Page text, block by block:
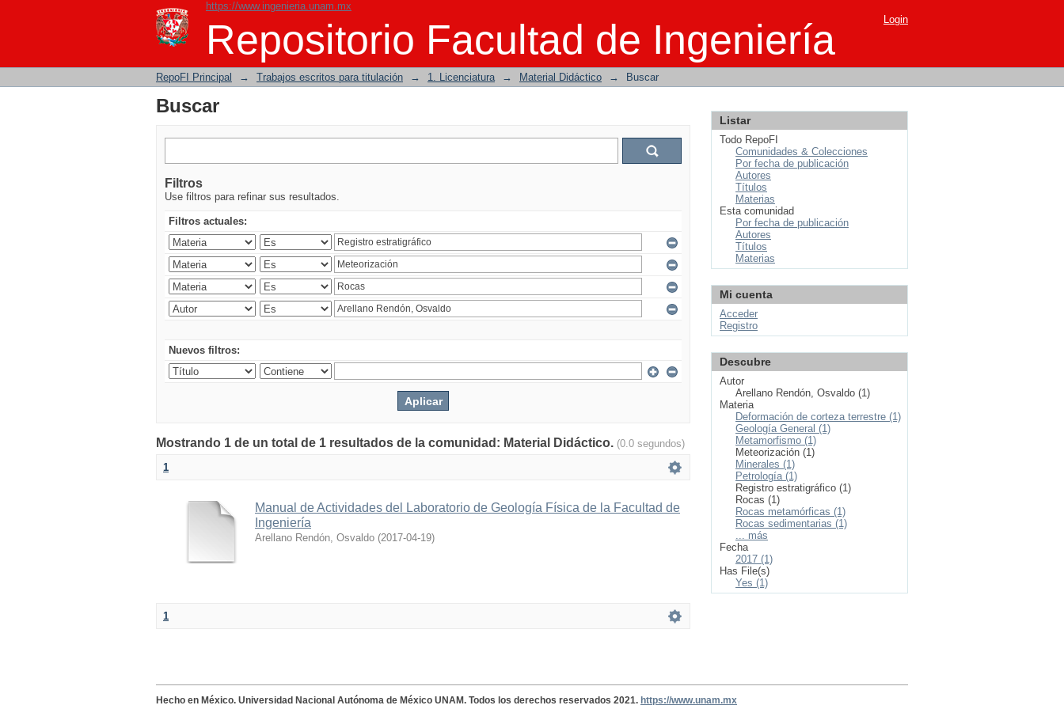
https://www.ingenieria.unam.mx
Repositorio Facultad de Ingeniería
Buscar Login
RepoFI Principal → Trabajos escritos para titulación → 1. Licenciatura → Material Didáctico → Buscar
Buscar
Filtros
Use filtros para refinar sus resultados.
Filtros actuales:
Nuevos filtros:
Mostrando 1 de un total de 1 resultados de la comunidad: Material Didáctico. (0.0 segundos)
1
Manual de Actividades del Laboratorio de Geología Física de la Facultad de
Ingeniería
Arellano Rendón, Osvaldo (2017-04-19)
1
Listar
Todo RepoFI
Comunidades & Colecciones
Por fecha de publicación
Autores
Títulos
Materias
Esta comunidad
Por fecha de publicación
Autores
Títulos
Materias
Mi cuenta
Acceder
Registro
Descubre
Autor
Arellano Rendón, Osvaldo (1)
Materia
Deformación de corteza terrestre (1)
Geología General (1)
Metamorfismo (1)
Meteorización (1)
Minerales (1)
Petrología (1)
Registro estratigráfico (1)
Rocas (1)
Rocas metamórficas (1)
Rocas sedimentarias (1)
... más
Fecha
2017 (1)
Has File(s)
Yes (1)
Hecho en México. Universidad Nacional Autónoma de México UNAM. Todos los derechos reservados 2021. https://www.unam.mx